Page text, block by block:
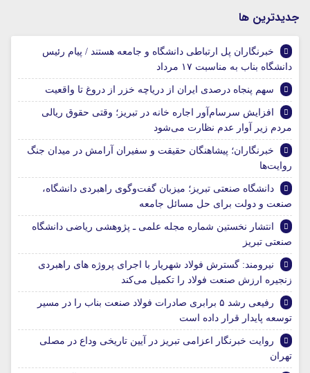
جديدترين ها
خبرنگاران پل ارتباطی دانشگاه و جامعه هستند / پیام رئیس
دانشگاه بناب به مناسبت ۱۷ مرداد
سهم پنجاه درصدی ایران از دریاچه خزر از دروغ تا واقعیت
افزایش سرسام‌آور اجاره خانه در تبریز؛ وقتی حقوق ریالی
مردم زیر آوار عدم نظارت می‌شود
خبرنگاران؛ پیشاهنگان حقیقت و سفیران آرامش در میدان جنگ
روایت‌ها
دانشگاه صنعتی تبریز؛ میزبان گفت‌وگوی راهبردی دانشگاه،
صنعت و دولت برای حل مسائل جامعه
انتشار نخستین شماره مجله علمی ـ پژوهشی ریاضی دانشگاه
صنعتی تبریز
نیرومند: گسترش فولاد شهریار با اجرای پروژه های راهبردی
زنجیره ارزش صنعت فولاد را تکمیل می‌کند
رفیعی رشد ۵ برابری صادرات فولاد صنعت بناب را در مسیر
توسعه پایدار قرار داده است
روایت خبرنگار اعزامی تبریز در آیین تاریخی وداع در مصلی
تهران